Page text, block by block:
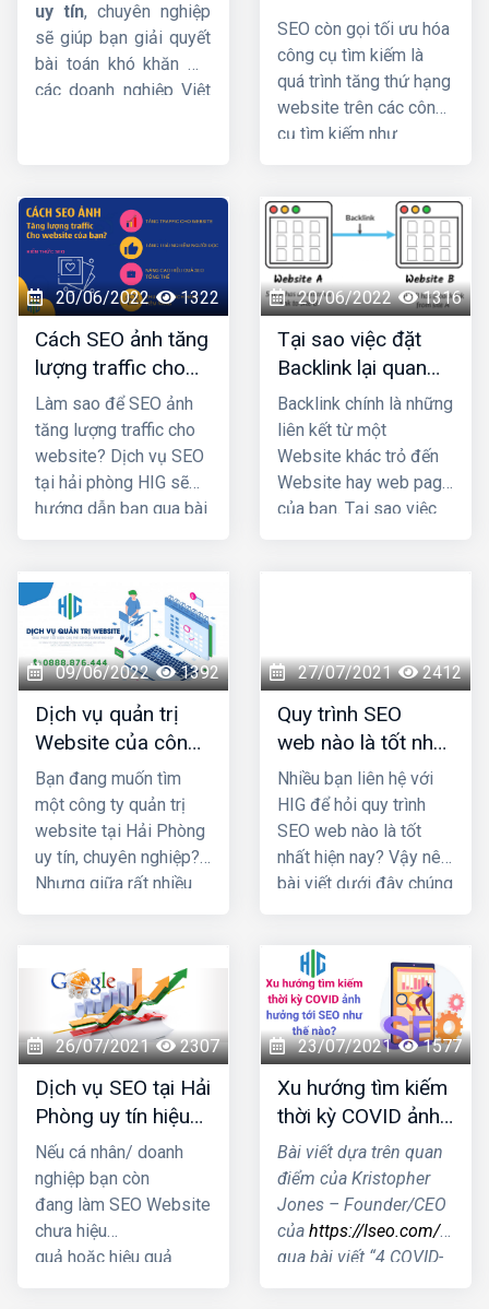
uy tín, chuyên nghiệp
sẽ giúp bạn giải quyết
bài toán khó khăn mà
các doanh nghiệp Việt
dưới đây củaHIGnhé !
SEO còn gọi tối ưu hóa
công cụ tìm kiếm là
quá trình tăng thứ hạng
website trên các công
cụ tìm kiếm như
thương hiệu tới khách
hàng. SEO có 3 phần:
chiến lược, chiến thuật
và copywriting. Khi
đảm bảo 3 yếu tố đó
thì chiến lược
marketing của bạn sẽ
thành công và giúp bạn
tăng doanh thu - lợi
nhuận đáng kể.
20/06/2022 1322
Cách SEO ảnh tăng
lượng traffic cho
website của bạn?
Làm sao để SEO ảnh
tăng lượng traffic cho
website? Dịch vụ SEO
tại hải phòng HIG sẽ
hướng dẫn bạn qua bài
20/06/2022 1316
Tại sao việc đặt
Backlink lại quan
trọng trong Seo ?
Backlink chính là những
liên kết từ một
Website khác trỏ đến
Website hay web page
của bạn. Tại sao việc
09/06/2022
1392
Dịch vụ quản trị
Website của công
ty nào uy tín và
chuyên nghiệp nhất
Hải Phòng?
Bạn đang muốn tìm
một công ty quản trị
website tại Hải Phòng
uy tín, chuyên nghiệp?
Nhưng giữa rất nhiều
vàng" Cùng chúng tôi
đi khám phá qua bài
viết này nhé!
27/07/2021 2412
Quy trình SEO
web nào là tốt nhất
hiện nay?
Nhiều bạn liên hệ với
HIG để hỏi quy trình
SEO web nào là tốt
nhất hiện nay? Vậy nên
bài viết dưới đây chúng
lời được câu hỏi đó
nhé!
26/07/2021 2307
Dịch vụ SEO tại Hải
Phòng uy tín hiệu
quả nhất 2021
Nếu cá nhân/ doanh
nghiệp bạn còn
đang làm SEO Website
chưa hiệu
quả hoặc hiệu quả
23/07/2021 1577
Xu hướng tìm kiếm
thời kỳ COVID ảnh
hưởng tới SEO như
thế nào?
Bài viết dựa trên quan
điểm của Kristopher
Jones – Founder/CEO
củahttps://lseo.com/thông
qua bài viết “4 COVID-